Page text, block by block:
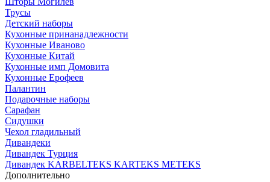
Трусы
Детский наборы
Кухонные принанадлежности
Кухонные Иваново
Кухонные Китай
Кухонные имп Домовита
Кухонные Ерофеев
Палантин
Подарочные наборы
Сарафан
Сидушки
Чехол гладильный
Дивандеки
Дивандек Турция
Дивандек KARBELTEKS KARTEKS METEKS
Дополнительно